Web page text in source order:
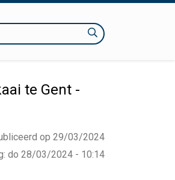
te Gent -
op 29/03/2024
: do 28/03/2024 - 10:14